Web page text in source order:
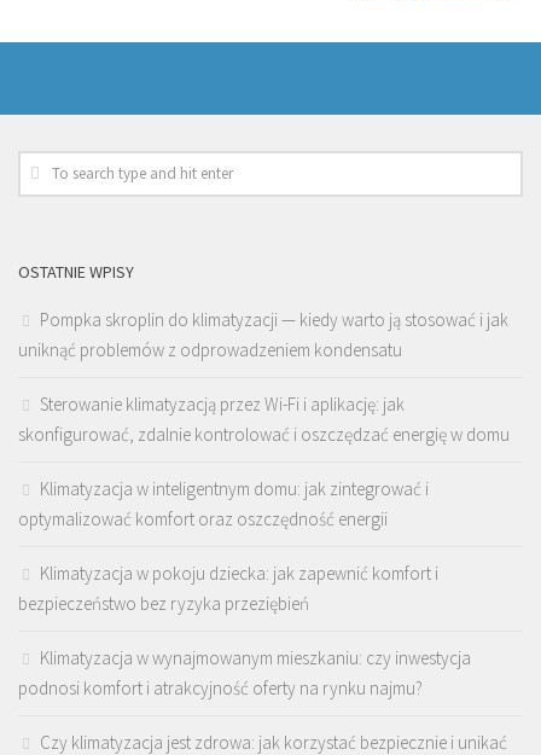
OSTATNIE WPISY
Pompka skroplin do klimatyzacji — kiedy warto ją stosować i jak
uniknąć problemów z odprowadzeniem kondensatu
Sterowanie klimatyzacją przez Wi-Fi i aplikację: jak
skonfigurować, zdalnie kontrolować i oszczędzać energię w domu
Klimatyzacja w inteligentnym domu: jak zintegrować i
optymalizować komfort oraz oszczędność energii
Klimatyzacja w pokoju dziecka: jak zapewnić komfort i
bezpieczeństwo bez ryzyka przeziębień
Klimatyzacja w wynajmowanym mieszkaniu: czy inwestycja
podnosi komfort i atrakcyjność oferty na rynku najmu?
Czy klimatyzacja jest zdrowa: jak korzystać bezpiecznie i unikać